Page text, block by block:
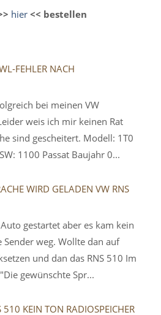
hier << bestellen
FEHLER NACH
bei meinen VW
weis ich mir keinen Rat
sind gescheitert. Modell: 1T0
1100 Passat Baujahr 0...
WIRD GELADEN VW RNS
gestartet aber es kam kein
Sender weg. Wollte dan auf
und dan das RNS 510 Im
gewünschte Spr...
510 KEIN TON RADIOSPEICHER